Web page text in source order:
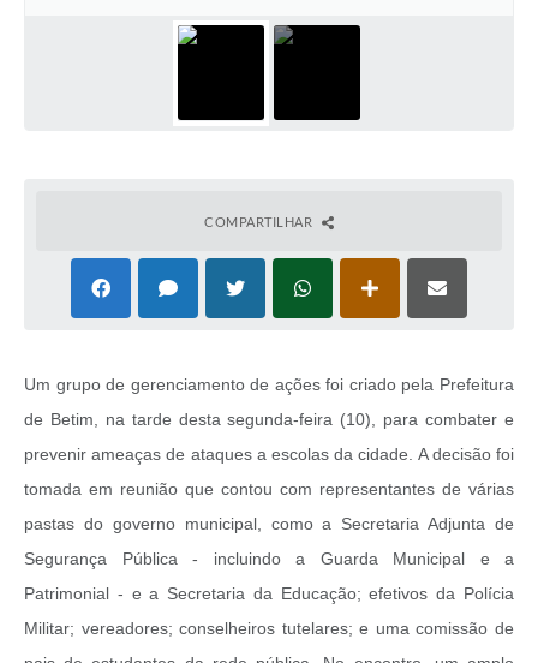
COMPARTILHAR
Um grupo de gerenciamento de ações foi criado pela Prefeitura
de Betim, na tarde desta segunda-feira (10), para combater e
prevenir ameaças de ataques a escolas da cidade. A decisão foi
tomada em reunião que contou com representantes de várias
pastas do governo municipal, como a Secretaria Adjunta de
Segurança Pública - incluindo a Guarda Municipal e a
Patrimonial - e a Secretaria da Educação; efetivos da Polícia
Militar; vereadores; conselheiros tutelares; e uma comissão de